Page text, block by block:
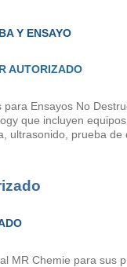
Y ENSAYO
AUTORIZADO
Ensayos No
que incluyen
ultrasonido, prueba de
MR Chemie para sus